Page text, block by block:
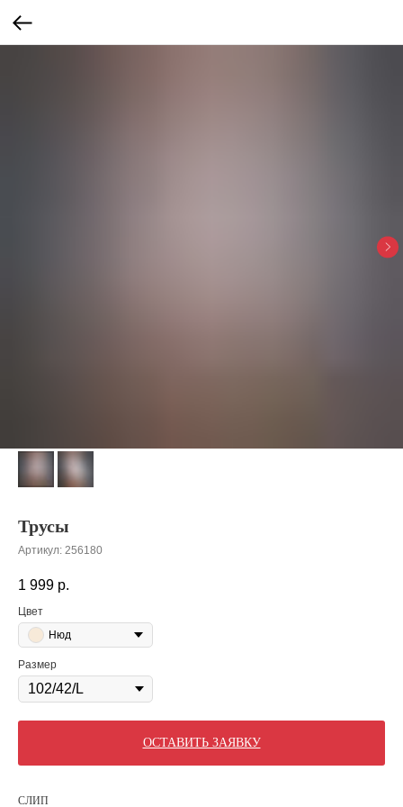
Трусы
Артикул: 256180
1 999 р.
Цвет
Нюд
Размер
ОСТАВИТЬ ЗАЯВКУ
СЛИП